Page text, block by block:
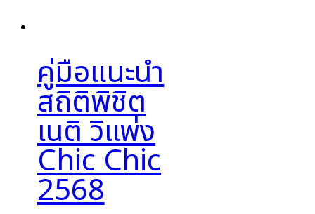
คู่มือแนะนำ
สถิติพิชิต
เนติ วิแพ่ง
Chic Chic
2568